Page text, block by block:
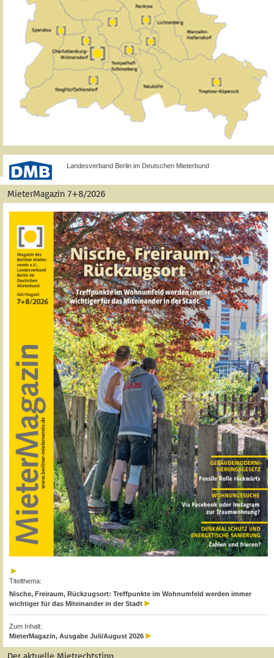
Landesverband Berlin im Deutschen Mieterbund
MieterMagazin 7+8/2026
Titelthema:
Nische, Freiraum, Rückzugsort: Treffpunkte im Wohnumfeld werden immer
wichtiger für das Miteinander in der Stadt
Zum Inhalt:
MieterMagazin, Ausgabe Juli/August 2026